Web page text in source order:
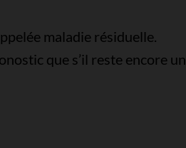
maladie résiduelle.
que s’il reste encore un